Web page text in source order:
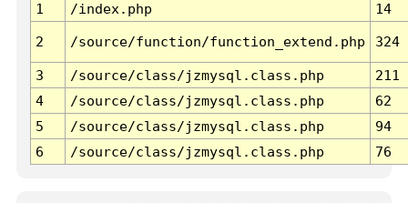
1
/index.php 14
2 /source/function/function_extend.php 324
3 /source/class/jzmysql.class.php
211
4
/source/class/jzmysql.class.php
62
5
/source/class/jzmysql.class.php
94
6
/source/class/jzmysql.class.php 76